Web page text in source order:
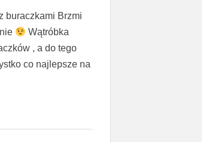
buraczkami Brzmi
Wątróbka
, a do tego
co najlepsze na